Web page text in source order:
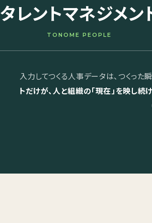
タレントマネジメン
TONOME PEOPLE
入力してつくる人事データは、つくった
トだけが、人と組織の「現在」を映し続け